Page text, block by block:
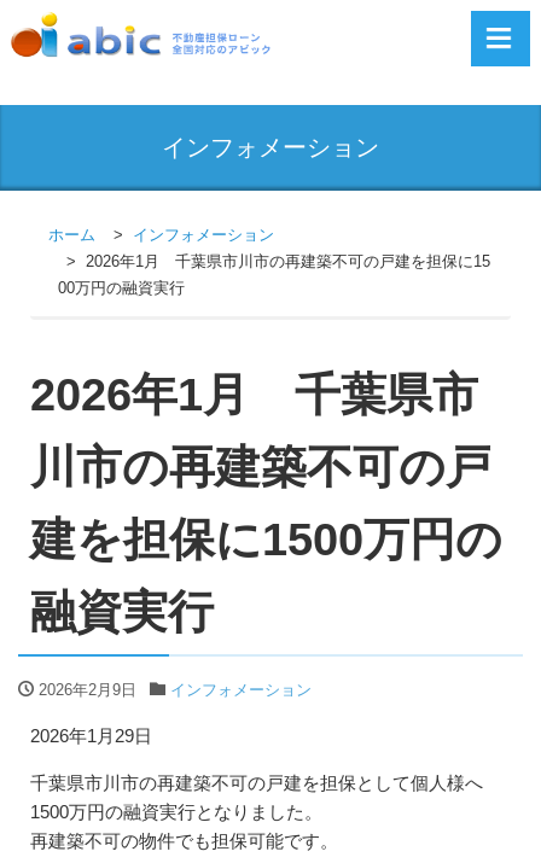
インフォメーション
ホーム
インフォメーション
2026年1月 千葉県市川市の再建築不可の戸建を担保に15
00万円の融資実行
2026年1月 千葉県市
川市の再建築不可の戸
建を担保に1500万円の
融資実行
2026年2月9日 インフォメーション
2026年1月29日
千葉県市川市の再建築不可の戸建を担保として個人様へ
1500万円の融資実行となりました。
再建築不可の物件でも担保可能です。